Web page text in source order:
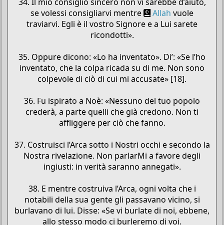
se volessi consigliarvi mentre
Allah vuole
traviarvi. Egli è il vostro Signore e a Lui sarete
ricondotti».
35. Oppure dicono: «Lo ha inventato». Di’: «Se l’ho
inventato, che la colpa ricada su di me. Non sono
colpevole di ciò di cui mi accusate» [18].
36. Fu ispirato a Noè: «Nessuno del tuo popolo
crederà, a parte quelli che già credono. Non ti
affliggere per ciò che fanno.
37. Costruisci l’Arca sotto i Nostri occhi e secondo la
Nostra rivelazione. Non parlarMi a favore degli
ingiusti: in verità saranno annegati».
38. E mentre costruiva l’Arca, ogni volta che i
notabili della sua gente gli passavano vicino, si
burlavano di lui. Disse: «Se vi burlate di noi, ebbene,
allo stesso modo ci burleremo di voi.